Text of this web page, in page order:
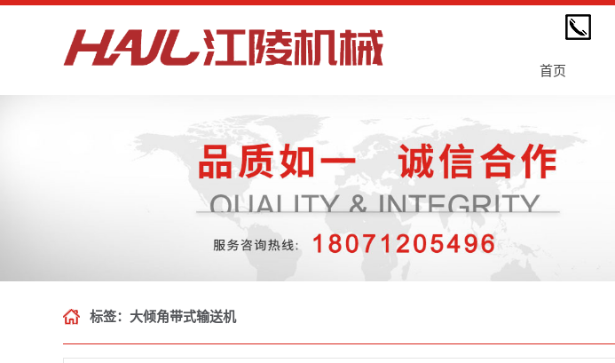
首页
标签：大倾角带式输送机